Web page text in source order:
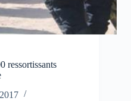
ressortissants